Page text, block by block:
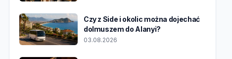
Czy z Side i okolic można dojechać
dolmuszem do Alanyi?
03.08.2026